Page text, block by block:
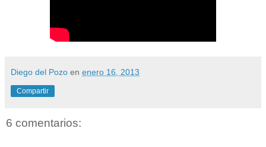
Diego del Pozo en enero 16, 2013
Compartir
6 comentarios: